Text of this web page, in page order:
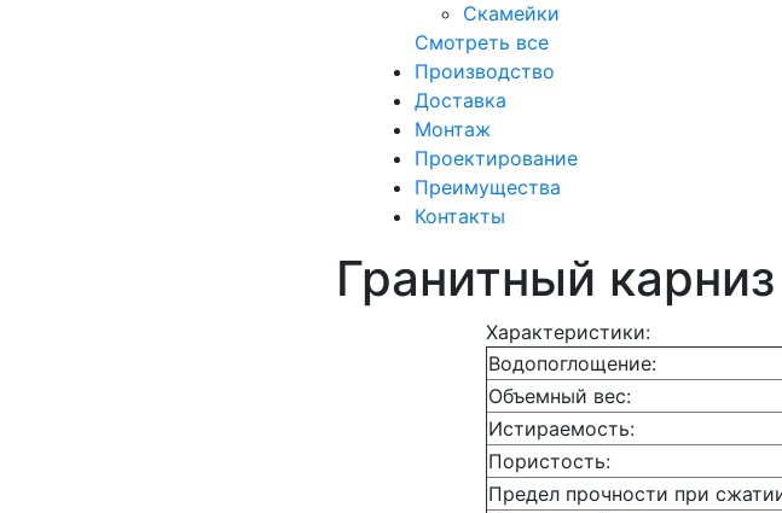
Скамейки
Смотреть все
Производство
Доставка
Монтаж
Проектирование
Преимущества
Контакты
Гранитный
Характеристики:
Водопоглощение:
Объемный вес:
Истираемость:
Пористость:
Предел прочности при